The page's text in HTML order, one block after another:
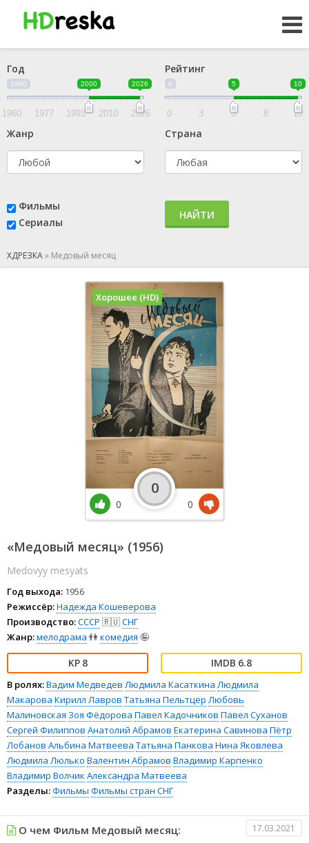
Год
1960 2000 2026
1960 1977 1993 2010 2026
Рейтинг
0 5 10
0 3 5 8 10
Жанр Страна
Фильмы
Сериалы
НАЙТИ
ХДРЕЗКА» Медовый месяц
«Медовый месяц» (1956)
Medovyy mesyats
Год выхода: 1956
Режиссёр:Надежда Кошеверова
Производство:СССР 🇷🇺СНГ
Жанр:мелодрама 👫комедия 🤪
8 6.8
В ролях:Вадим Медведев Людмила Касаткина Людмила
Макарова Кирилл Лавров Татьяна Пельтцер Любовь
Малиновская Зоя Фёдорова Павел Кадочников Павел Суханов
Сергей Филиппов Анатолий Абрамов Екатерина Савинова Пётр
Лобанов Альбина Матвеева Татьяна Панкова Нина Яковлева
Людмила Люлько Валентин Абрамов Владимир Карпенко
Владимир Волчик Александра Матвеева
Разделы:Фильмы Фильмы стран СНГ
Хорошее (HD)
0
0
0
О чем Фильм Медовый месяц: 17.03.2021